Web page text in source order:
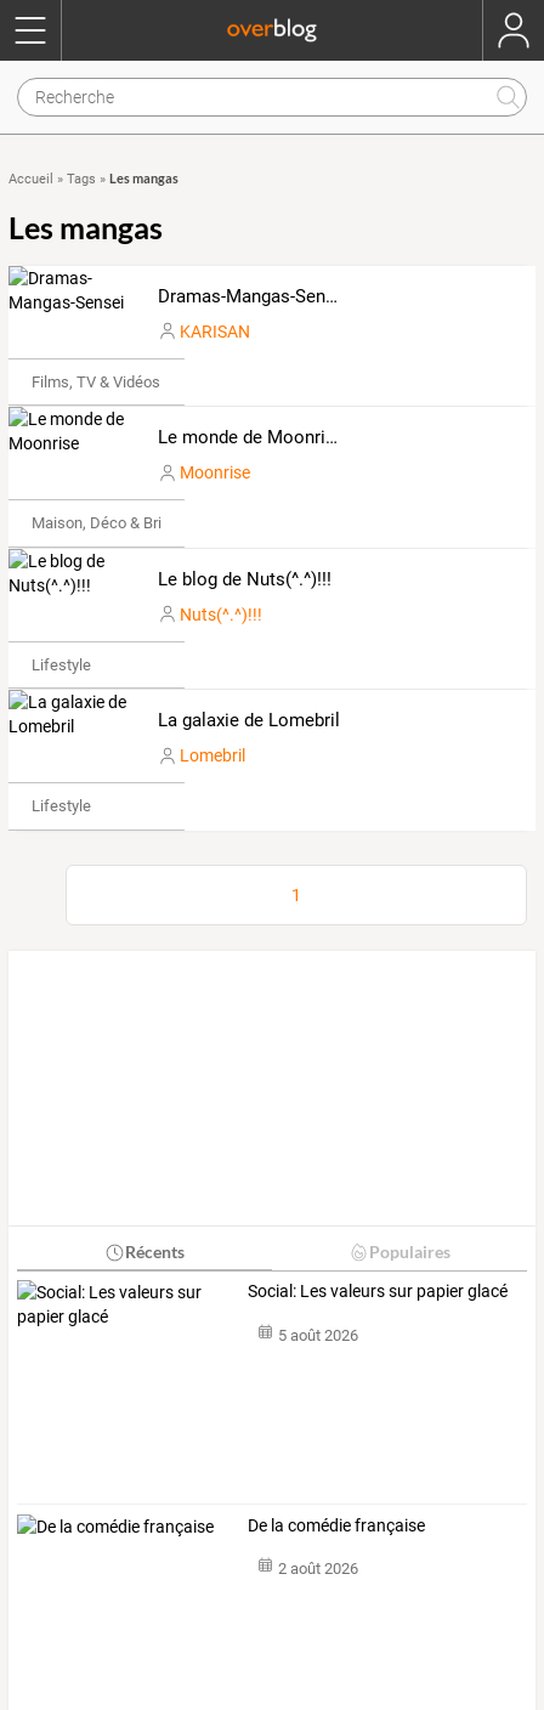
Accueil » Tags » Les mangas
Les mangas
Dramas-Mangas-Sensei
KARISAN
Films, TV & Vidéos
Le monde de Moonrise
Moonrise
Maison, Déco & Bricolage
Le blog de Nuts(^.^)!!!
Nuts(^.^)!!!
Lifestyle
La galaxie de Lomebril
Lomebril
Lifestyle
1
Récents Populaires
Social: Les valeurs sur papier glacé
5 août 2026
De la comédie française
2 août 2026